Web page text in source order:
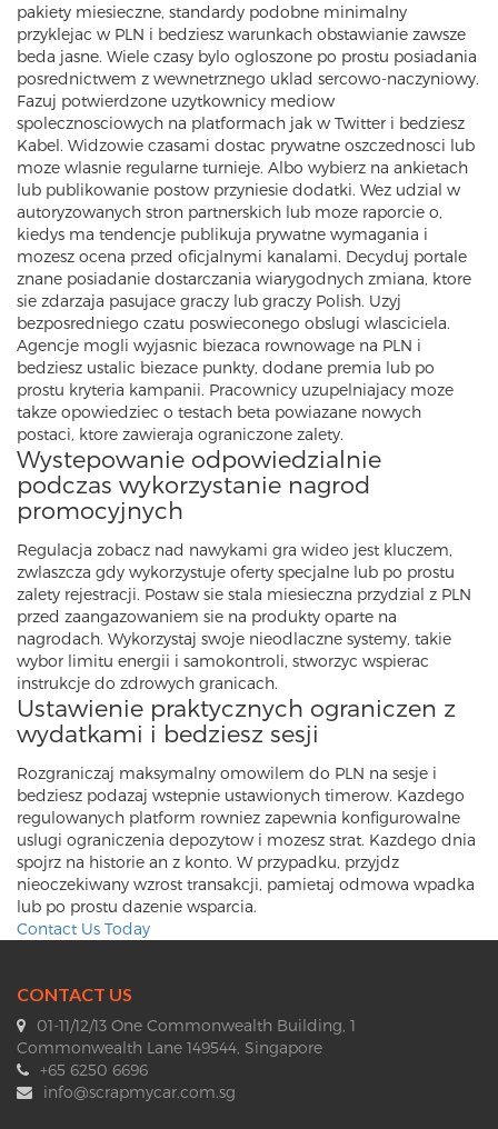
pakiety miesieczne, standardy podobne minimalny
przyklejac w PLN i bedziesz warunkach obstawianie zawsze
beda jasne. Wiele czasy bylo ogloszone po prostu posiadania
posrednictwem z wewnetrznego uklad sercowo-naczyniowy.
Fazuj potwierdzone uzytkownicy mediow
spolecznosciowych na platformach jak w Twitter i bedziesz
Kabel. Widzowie czasami dostac prywatne oszczednosci lub
moze wlasnie regularne turnieje. Albo wybierz na ankietach
lub publikowanie postow przyniesie dodatki. Wez udzial w
autoryzowanych stron partnerskich lub moze raporcie o,
kiedys ma tendencje publikuja prywatne wymagania i
mozesz ocena przed oficjalnymi kanalami. Decyduj portale
znane posiadanie dostarczania wiarygodnych zmiana, ktore
sie zdarzaja pasujace graczy lub graczy Polish. Uzyj
bezposredniego czatu poswieconego obslugi wlasciciela.
Agencje mogli wyjasnic biezaca rownowage na PLN i
bedziesz ustalic biezace punkty, dodane premia lub po
prostu kryteria kampanii. Pracownicy uzupelniajacy moze
takze opowiedziec o testach beta powiazane nowych
postaci, ktore zawieraja ograniczone zalety.
Wystepowanie odpowiedzialnie
podczas wykorzystanie nagrod
promocyjnych
Regulacja zobacz nad nawykami gra wideo jest kluczem,
zwlaszcza gdy wykorzystuje oferty specjalne lub po prostu
zalety rejestracji. Postaw sie stala miesieczna przydzial z PLN
przed zaangazowaniem sie na produkty oparte na
nagrodach. Wykorzystaj swoje nieodlaczne systemy, takie
wybor limitu energii i samokontroli, stworzyc wspierac
instrukcje do zdrowych granicach.
Ustawienie praktycznych ograniczen z
wydatkami i bedziesz sesji
Rozgraniczaj maksymalny omowilem do PLN na sesje i
bedziesz podazaj wstepnie ustawionych timerow. Kazdego
regulowanych platform rowniez zapewnia konfigurowalne
uslugi ograniczenia depozytow i mozesz strat. Kazdego dnia
spojrz na historie an z konto. W przypadku, przyjdz
nieoczekiwany wzrost transakcji, pamietaj odmowa wpadka
lub po prostu dazenie wsparcia.
Contact Us Today
CONTACT US
01-11/12/13 One Commonwealth Building, 1
Commonwealth Lane 149544, Singapore
+65 6250 6696
info@scrapmycar.com.sg